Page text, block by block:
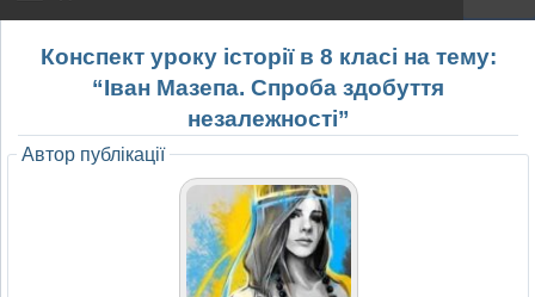
Конспект уроку історії в 8 класі на тему:
“Іван Мазепа. Спроба здобуття
незалежності”
Автор публікації